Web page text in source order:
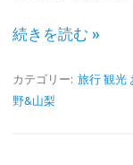
続きを読む »
カテゴリー: 旅行 観光
野&山梨